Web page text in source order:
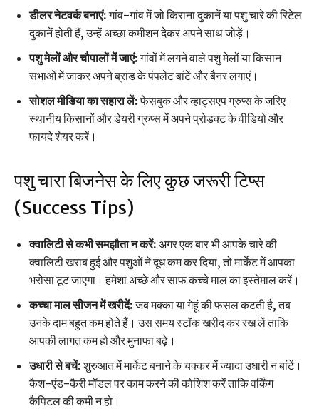
डीलर नेटवर्क बनाएं:गांव-गांव में जो किराना दुकानें या पशु चारे की रिटेल
दुकानें होती हैं, उन्हें अच्छा कमीशन देकर अपने साथ जोड़ें।
पशु मेलों और चौपालों में जाएं:गांवों में लगने वाले पशु मेलों या किसान
सभाओं में जाकर अपने ब्रांड के पंपलेट बांटें और बैनर लगाएं।
सोशल मीडिया का सहारा लें:फेसबुक और व्हाट्सएप ग्रुप्स के जरिए
स्थानीय किसानों और डेयरी ग्रुप्स में अपने प्रोडक्ट के वीडियो और
फायदे शेयर करें।
पशु चारा बिजनेस के लिए कुछ जरूरी टिप्स
(Success Tips)
क्वालिटी से कभी समझौता न करें: अगर एक बार भी आपके चारे की
क्वालिटी खराब हुई और पशुओं ने दूध कम कर दिया, तो मार्केट में आपका
भरोसा टूट जाएगा। हमेशा अच्छे और साफ कच्चे माल का इस्तेमाल करें।
कच्चा माल सीजन में खरीदें:जब मक्का या गेहूं की फसल कटती है, तब
उनके दाम बहुत कम होते हैं। उस समय स्टॉक खरीद कर रख लें ताकि
आपकी लागत कम हो और मुनाफा बढ़े।
उधारी से बचें:शुरुआत में मार्केट बनाने के चक्कर में ज्यादा उधारी न बांटें।
कैश-एंड-कैरी मॉडल पर काम करने की कोशिश करें ताकि वर्किंग
कैपिटल की कमी न हो।